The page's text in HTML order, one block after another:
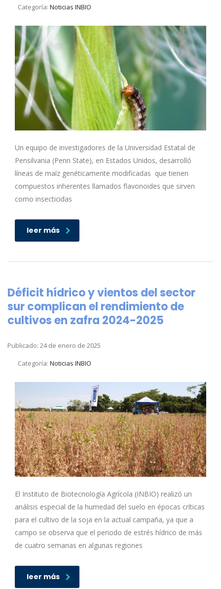
Categoría: Noticias INBIO
Un equipo de investigadores de la Universidad Estatal de
Pensilvania (Penn State), en Estados Unidos, desarrolló
líneas de maíz genéticamente modificadas que tienen
compuestos inherentes llamados flavonoides que sirven
como insecticidas
leer más
Déficit hídrico y vientos del sector
sur complican el rendimiento de
cultivos en zafra 2024-2025
Publicado: 24 de enero de 2025
Categoría: Noticias INBIO
El Instituto de Biotecnología Agrícola (INBIO) realizó un
análisis especial de la humedad del suelo en épocas críticas
para el cultivo de la soja en la actual campaña, ya que a
campo se observa que el periodo de estrés hídrico de más
de cuatro semanas en algunas regiones
leer más